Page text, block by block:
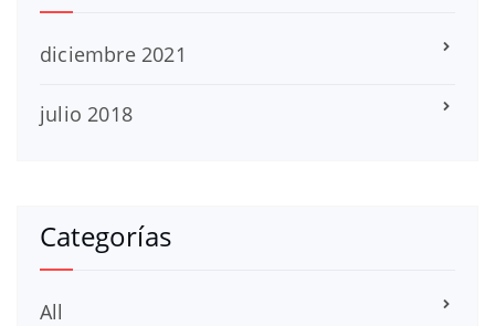
diciembre 2021
julio 2018
Categorías
All